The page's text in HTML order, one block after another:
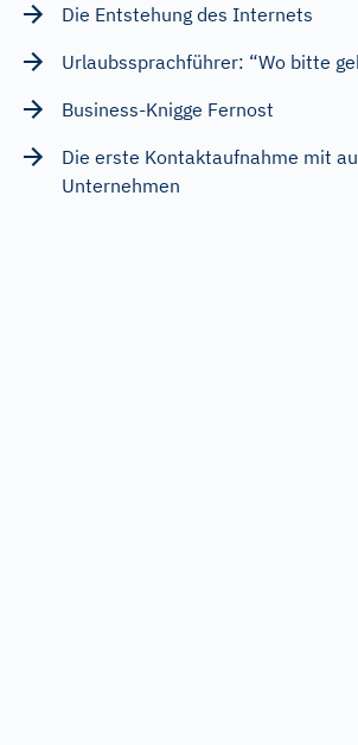
Die Entstehung des Internets
Urlaubssprachführer: “Wo bitte
Business-Knigge Fernost
Die erste Kontaktaufnahme mit
Unternehmen